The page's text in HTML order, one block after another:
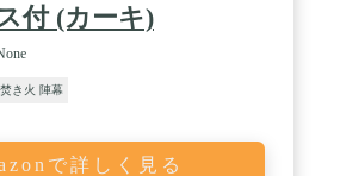
付 (カーキ)
焚き火 陣幕
で詳しく見る